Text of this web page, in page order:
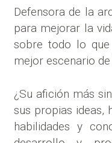
Defensora de la
para mejorar la
sobre todo lo
mejor escenario
¿Su afición más
sus propias ideas,
habilidades y